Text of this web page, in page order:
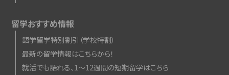
留学おすすめ情報
語学留学特別割引（学校特割）
最新の留学情報はこちらから！
就活でも語れる、1〜12週間の短期留学はこちら